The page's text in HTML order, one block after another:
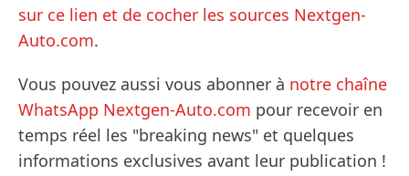
sur ce lien et de cocher les sources Nextgen-
Auto.com.
Vous pouvez aussi vous abonner à notre chaîne
WhatsApp Nextgen-Auto.com pour recevoir en
temps réel les "breaking news" et quelques
informations exclusives avant leur publication !